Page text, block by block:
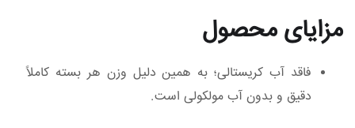
مزایای محصول
فاقد آب کریستالی؛ به همین دلیل وزن هر بسته کاملاً
دقیق و بدون آب مولکولی است.